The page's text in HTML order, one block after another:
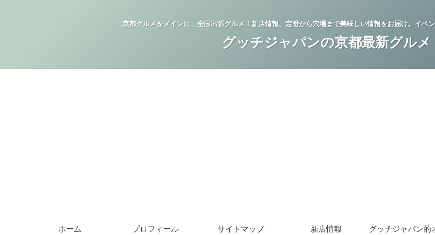
京都グルメをメインに、全国出張グルメ！新店情報、定番から穴場まで美味しい情報をお届け。イベ
グッチジャパンの京都最新グルメ
ホーム プロフィール サイトマップ 新店情報